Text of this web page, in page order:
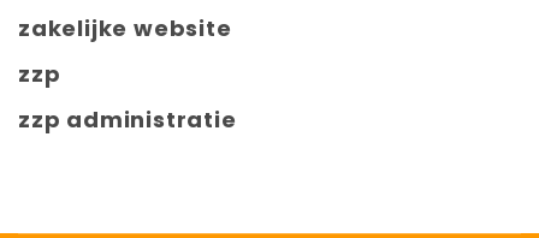
zakelijke website
zzp
zzp administratie